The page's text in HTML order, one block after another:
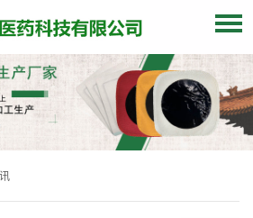
网站首页
关于我们
贴牌加工